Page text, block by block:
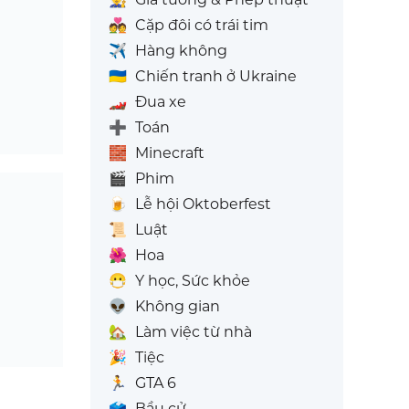
💑 Cặp đôi có trái tim
✈️ Hàng không
🇺🇦 Chiến tranh ở Ukraine
🏎️ Đua xe
➕ Toán
🧱 Minecraft
🎬 Phim
🍺
Lễ hội Oktoberfest
📜
Luật
🌺 Hoa
😷 Y học, Sức khỏe
👽
Không gian
🏡
Làm việc từ nhà
🎉 Tiệc
🏃
GTA 6